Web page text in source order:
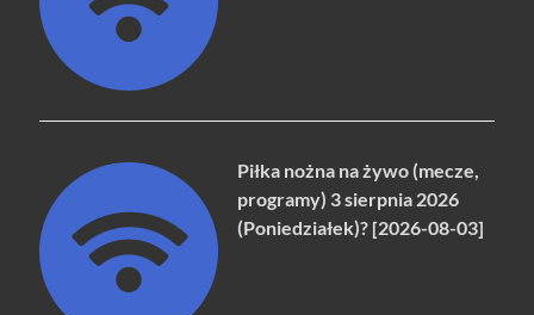
Piłka nożna na żywo (mecze,
programy) 3 sierpnia 2026
(Poniedziałek)? [2026-08-03]